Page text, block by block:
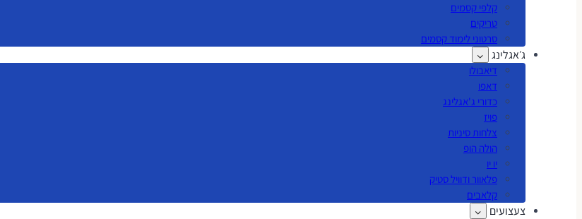
קלפי קסמים
טריקים
סרטוני לימוד קסמים
ג׳אגלינג
דיאבולו
דאפו
כדורי ג'אגלינג
פויז
צלחות סיניות
הולה הופ
יו יו
פלאוור ודוויל סטיק
קלאבים
צעצועים